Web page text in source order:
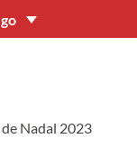
Nadal 2023